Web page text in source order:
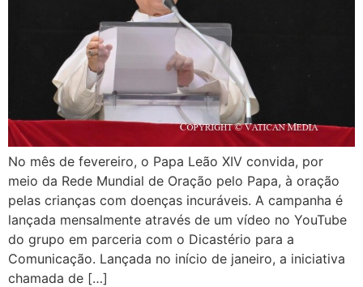
No mês de fevereiro, o Papa Leão XIV convida, por
meio da Rede Mundial de Oração pelo Papa, à oração
pelas crianças com doenças incuráveis. A campanha é
lançada mensalmente através de um vídeo no YouTube
do grupo em parceria com o Dicastério para a
Comunicação. Lançada no início de janeiro, a iniciativa
chamada de […]